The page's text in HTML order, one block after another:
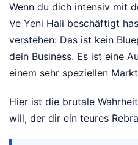
Wenn du dich intensiv mit
Ve Yeni Hali beschäftigt
verstehen: Das ist kein
dein Business. Es ist eine
einem sehr speziellen
Hier ist die brutale
will, der dir ein teures